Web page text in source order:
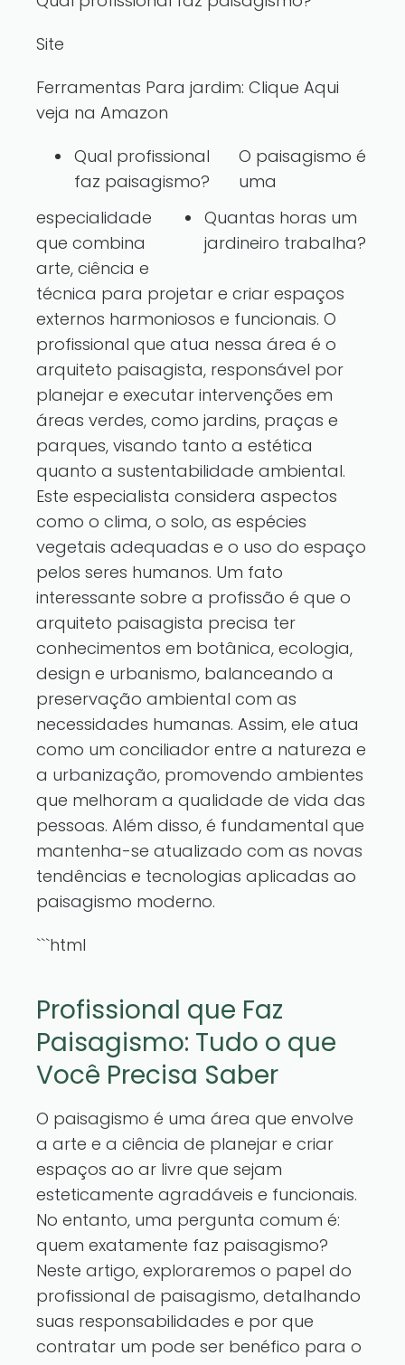
Site
Ferramentas Para jardim: Clique Aqui
veja na Amazon
Qual profissional
faz paisagismo?
Quantas horas um
jardineiro trabalha?
O paisagismo é
uma
especialidade
que combina
arte, ciência e
técnica para projetar e criar espaços
externos harmoniosos e funcionais. O
profissional que atua nessa área é o
arquiteto paisagista, responsável por
planejar e executar intervenções em
áreas verdes, como jardins, praças e
parques, visando tanto a estética
quanto a sustentabilidade ambiental.
Este especialista considera aspectos
como o clima, o solo, as espécies
vegetais adequadas e o uso do espaço
pelos seres humanos. Um fato
interessante sobre a profissão é que o
arquiteto paisagista precisa ter
conhecimentos em botânica, ecologia,
design e urbanismo, balanceando a
preservação ambiental com as
necessidades humanas. Assim, ele atua
como um conciliador entre a natureza e
a urbanização, promovendo ambientes
que melhoram a qualidade de vida das
pessoas. Além disso, é fundamental que
mantenha-se atualizado com as novas
tendências e tecnologias aplicadas ao
paisagismo moderno.
```html
Profissional que Faz
Paisagismo: Tudo o que
Você Precisa Saber
O paisagismo é uma área que envolve
a arte e a ciência de planejar e criar
espaços ao ar livre que sejam
esteticamente agradáveis e funcionais.
No entanto, uma pergunta comum é:
quem exatamente faz paisagismo?
Neste artigo, exploraremos o papel do
profissional de paisagismo, detalhando
suas responsabilidades e por que
contratar um pode ser benéfico para o